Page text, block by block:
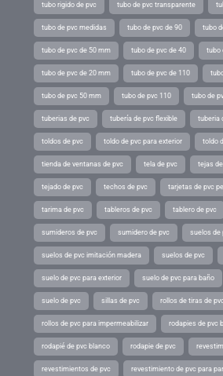
tubo rigido de pvc tubo de pvc transparente
tubo de pvc medidas tubo de pvc de 90 tubo
tubo de pvc de 50 mm tubo de pvc de 40 tubo
tubo de pvc de 20 mm tubo de pvc de 110
tubo de pvc 50 mm tubo de pvc 110 tubo de
tuberias de pvc tubería de pvc flexible tuberia
toldos de pvc toldo de pvc para exterior toldo
tienda de ventanas de pvc tela de pvc tejas
tejado de pvc techos de pvc tarjetas de pvc
tarima de pvc tableros de pvc tablero de pvc
sumideros de pvc sumidero de pvc suelos de
suelos de pvc imitación madera suelos de pvc
suelo de pvc para exterior suelo de pvc para baño
suelo de pvc sillas de pvc rollos de tiras de
rollos de pvc para impermeabilizar rodapies de pvc
rodapié de pvc blanco rodapie de pvc
revestimientos de pvc revestimiento de pvc para